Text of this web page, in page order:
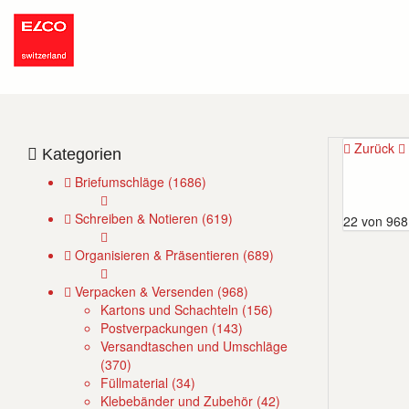
Kategorien
Briefumschläge (1686)
Schreiben & Notieren (619)
Organisieren & Präsentieren (689)
Verpacken & Versenden (968)
Kartons und Schachteln (156)
Postverpackungen (143)
Versandtaschen und Umschläge
(370)
Füllmaterial (34)
Klebebänder und Zubehör (42)
Zurück
22 von 968